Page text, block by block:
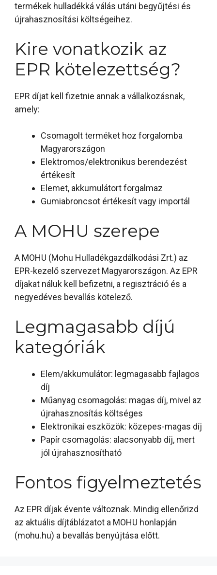
termékek hulladékká válás utáni begyűjtési és
újrahasznosítási költségeihez.
Kire vonatkozik az
EPR kötelezettség?
EPR díjat kell fizetnie annak a vállalkozásnak,
amely:
Csomagolt terméket hoz forgalomba
Magyarországon
Elektromos/elektronikus berendezést
értékesít
Elemet, akkumulátort forgalmaz
Gumiabroncsot értékesít vagy importál
A MOHU szerepe
A MOHU (Mohu Hulladékgazdálkodási Zrt.) az
EPR-kezelő szervezet Magyarországon. Az EPR
díjakat náluk kell befizetni, a regisztráció és a
negyedéves bevallás kötelező.
Legmagasabb díjú
kategóriák
Elem/akkumulátor: legmagasabb fajlagos
díj
Műanyag csomagolás: magas díj, mivel az
újrahasznosítás költséges
Elektronikai eszközök: közepes-magas díj
Papír csomagolás: alacsonyabb díj, mert
jól újrahasznosítható
Fontos figyelmeztetés
Az EPR díjak évente változnak. Mindig ellenőrizd
az aktuális díjtáblázatot a MOHU honlapján
(mohu.hu) a bevallás benyújtása előtt.